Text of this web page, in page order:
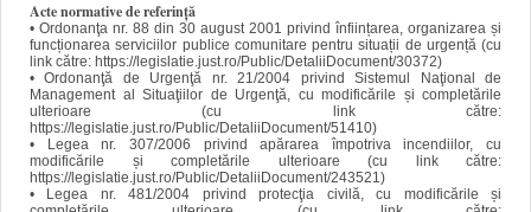
Acte normative de referinţă
• Ordonanţa nr. 88 din 30 august 2001 privind înființarea, organizarea și
funcționarea serviciilor publice comunitare pentru situații de urgență (cu
link către: https://legislatie.just.ro/Public/DetaliiDocument/30372)
•
Ordonanţă de Urgenţă nr. 21/2004 privind Sistemul Naţional de
Management al Situaţiilor de Urgenţă, cu modificările și completările
ulterioare (cu link către:
https://legislatie.just.ro/Public/DetaliiDocument/51410)
•
Legea nr. 307/2006 privind apărarea împotriva incendiilor, cu
modificările și completările ulterioare (cu link către:
https://legislatie.just.ro/Public/DetaliiDocument/243521)
•
Legea nr. 481/2004 privind protecţia civilă, cu modificările și